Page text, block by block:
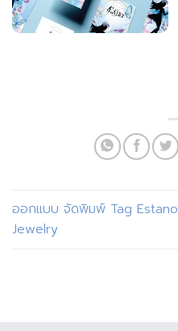
ออกแบบ จัดพิมพ์ Tag Estano
Jewelry